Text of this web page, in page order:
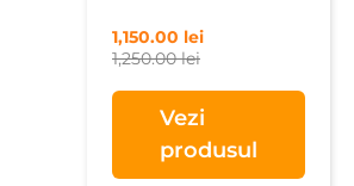
1,250.00lei
1,150.00 lei
Vezi
produsul